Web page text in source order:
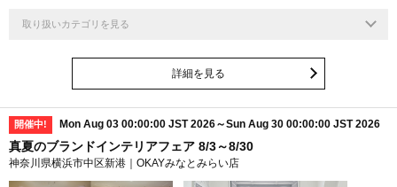
取り扱いカテゴリを見る
詳細を見る
開催中! Mon Aug 03 00:00:00 JST 2026～Sun Aug 30 00:00:00 JST 2026
真夏のブランドインテリアフェア 8/3～8/30
神奈川県横浜市中区新港｜OKAYみなとみらい店